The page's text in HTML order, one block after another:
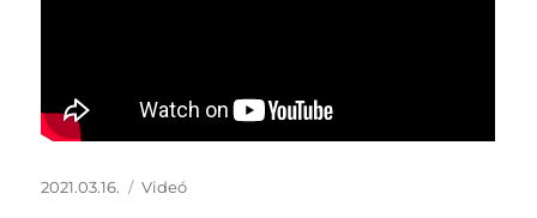
Közzétéve
2021.03.16. Forma
Videó